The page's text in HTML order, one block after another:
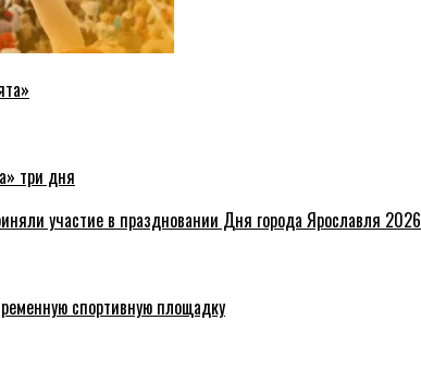
три дня
участие в праздновании Дня города Ярославля 2026
спортивную площадку